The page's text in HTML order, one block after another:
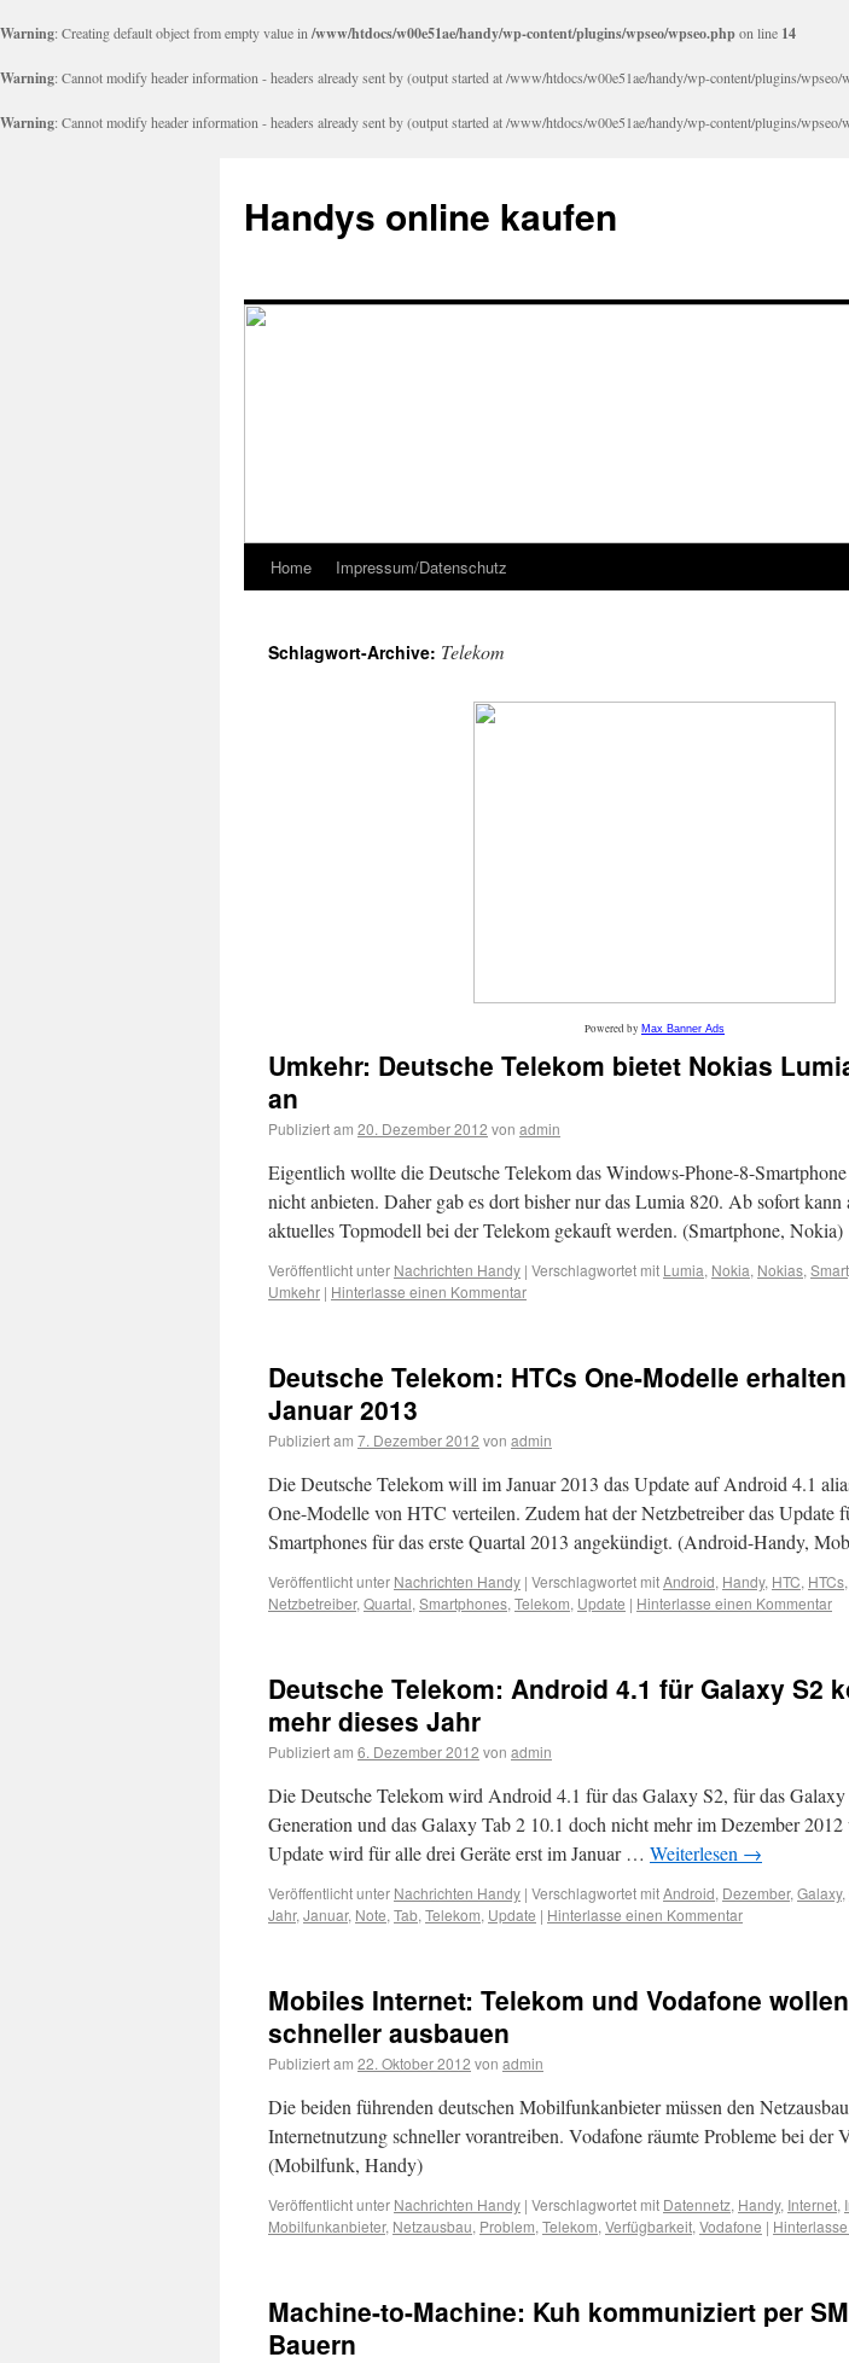
Warning: Creating default object from empty value in /www/htdocs/w00e51ae/handy/wp-content/plugins/wpseo/wpseo.phpon line 14
Warning: Cannot modify header information - headers already sent by (output started at /www/htdocs/w00e51ae/handy/wp-content/plugins/wpseo/
Warning: Cannot modify header information - headers already sent by (output started at /www/htdocs/w00e51ae/handy/wp-content/plugins/wpseo/
Handys online kaufen
Home Impressum/Datenschutz
Schlagwort-Archive: Telekom
Powered by Max Banner Ads
Umkehr: Deutsche Telekom bietet Nokias
an
Publiziert am 20. Dezember 2012 von admin
Eigentlich wollte die Deutsche Telekom das Windows-Phone-8-
nicht anbieten. Daher gab es dort bisher nur das Lumia 820. Ab sofort kann
aktuelles Topmodell bei der Telekom gekauft werden. (Smartphone, Nokia)
Veröffentlicht unter Nachrichten Handy | Verschlagwortet mit Lumia, Nokia, Nokias,
Umkehr | Hinterlasse einen Kommentar
Deutsche Telekom: HTCs One-Modelle
Januar 2013
Publiziert am 7. Dezember 2012 von admin
Die Deutsche Telekom will im Januar 2013 das Update auf Android 4.1
One-Modelle von HTC verteilen. Zudem hat der Netzbetreiber das Update
Smartphones für das erste Quartal 2013 angekündigt. (Android-Handy,
Veröffentlicht unter Nachrichten Handy | Verschlagwortet mitAndroid, Handy, HTC, HTCs,
Netzbetreiber, Quartal, Smartphones, Telekom, Update | Hinterlasse einen Kommentar
Deutsche Telekom: Android 4.1 für Galaxy S2
mehr dieses Jahr
Publiziert am 6. Dezember 2012 von admin
Die Deutsche Telekom wird Android 4.1 für das Galaxy S2, für das Galaxy
Generation und das Galaxy Tab 2 10.1 doch nicht mehr im Dezember
Update wird für alle drei Geräte erst im Januar … Weiterlesen →
Veröffentlicht unter Nachrichten Handy | Verschlagwortet mitAndroid, Dezember, Galaxy,
Jahr, Januar, Note, Tab, Telekom, Update | Hinterlasse einen Kommentar
Mobiles Internet: Telekom und Vodafone
schneller ausbauen
Publiziert am 22. Oktober 2012 von admin
Die beiden führenden deutschen Mobilfunkanbieter müssen den
Internetnutzung schneller vorantreiben. Vodafone räumte Probleme bei der
(Mobilfunk, Handy)
Veröffentlicht unter Nachrichten Handy | Verschlagwortet mit Datennetz, Handy, Internet,
Mobilfunkanbieter, Netzausbau, Problem, Telekom, Verfügbarkeit, Vodafone |
Machine-to-Machine: Kuh kommuniziert per
Bauern